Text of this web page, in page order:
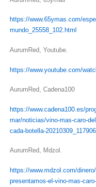
https://www.65ymas.com/
mundo_25558_102.html
AurumRed, Youtube.
https://www.youtube.com/
AurumRed, Cadena100
https://www.cadena100.es/
mar/noticias/vino-mas-caro-
cada-botella-
AurumRed, Mdzol.
https://www.mdzol.com/
presentamos-el-vino-mas-